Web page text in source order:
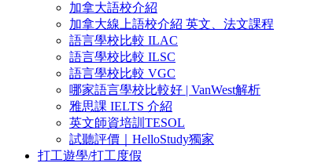
加拿大語校介紹
加拿大線上語校介紹 英文、法文課程
語言學校比較 ILAC
語言學校比較 ILSC
語言學校比較 VGC
哪家語言學校比較好 | VanWest解析
雅思課 IELTS 介紹
英文師資培訓TESOL
試聽評價｜HelloStudy獨家
打工遊學/打工度假